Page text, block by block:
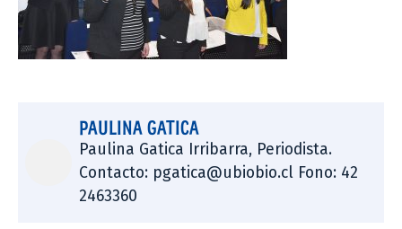
PAULINA GATICA
Paulina Gatica Irribarra, Periodista.
Contacto: pgatica@ubiobio.cl Fono: 42
2463360